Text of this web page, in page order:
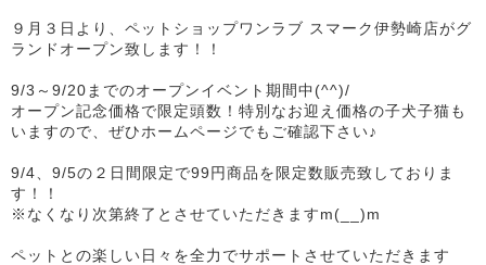
９月３日より、ペットショップワンラブ スマーク伊勢崎店がグ
ランドオープン致します！！
9/3～9/20までのオープンイベント期間中(^^)/
オープン記念価格で限定頭数！特別なお迎え価格の子犬子猫も
いますので、ぜひホームページでもご確認下さい♪
9/4、9/5の２日間限定で99円商品を限定数販売致しておりま
す！！
※なくなり次第終了とさせていただきますm(__)m
ペットとの楽しい日々を全力でサポートさせていただきます